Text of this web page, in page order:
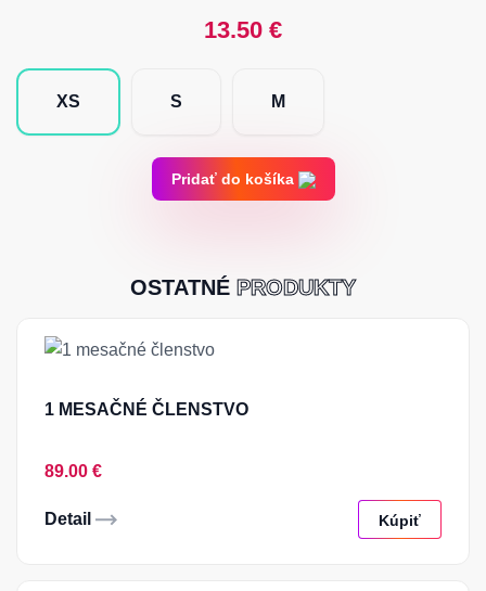
13.50 €
XS S M
Pridať do košíka
OSTATNÉ PRODUKTY
1 MESAČNÉ ČLENSTVO
89.00 €
Kúpiť
Detail